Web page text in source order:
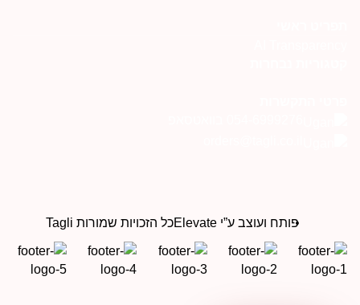
פותח ועוצב ע”י Elevate כל הזכויות שמורות Tagli